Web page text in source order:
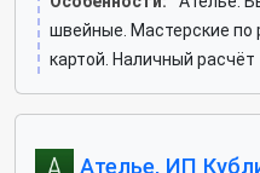
швейные. Мастерские
картой. Наличный расчёт
Ателье, ИП